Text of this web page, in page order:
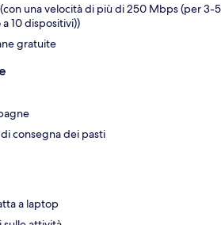
una velocità di più di 250 Mbps (per 3-5
10 dispositivi))
gratuite
consegna dei pasti
a laptop